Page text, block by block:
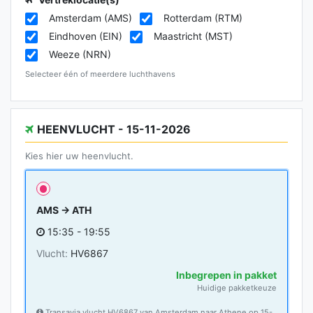
Amsterdam (AMS)
Rotterdam (RTM)
Eindhoven (EIN)
Maastricht (MST)
Weeze (NRN)
Selecteer één of meerdere luchthavens
HEENVLUCHT - 15-11-2026
Kies hier uw heenvlucht.
AMS → ATH
15:35 - 19:55
Vlucht: HV6867
Inbegrepen in pakket
Huidige pakketkeuze